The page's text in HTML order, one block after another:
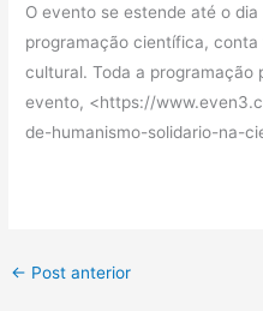
O evento se estende até o
programação científica,
cultural. Toda a programação
evento, <https://
de-humanismo-solidario-na-
← Post anterior